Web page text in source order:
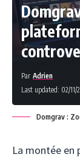
Last updated: 02/11/
Par Adrien
Domgrav :
La montée en